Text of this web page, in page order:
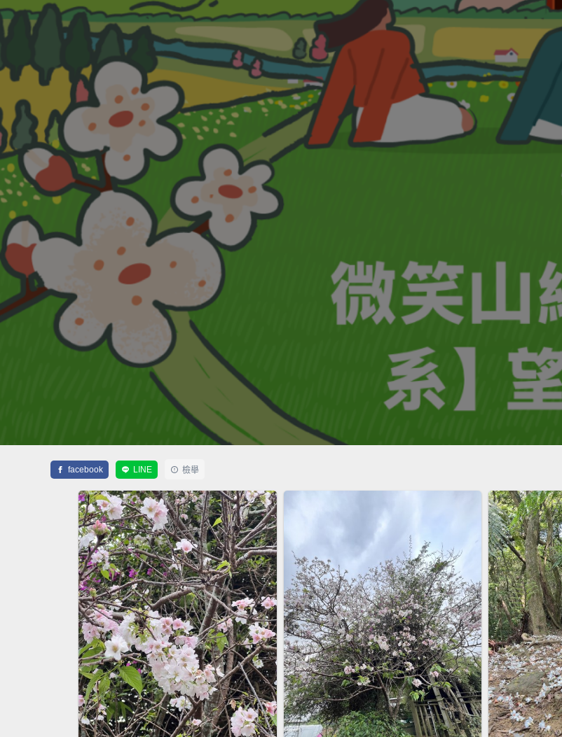
facebook LINE 檢舉